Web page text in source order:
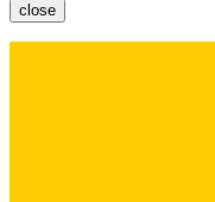
close